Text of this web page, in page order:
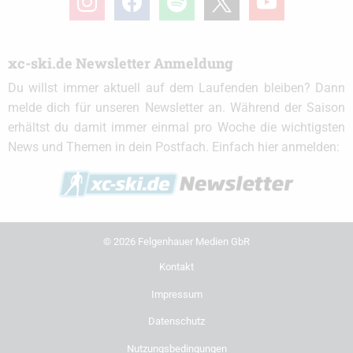
xc-ski.de Newsletter Anmeldung
Du willst immer aktuell auf dem Laufenden bleiben? Dann
melde dich für unseren Newsletter an. Während der Saison
erhältst du damit immer einmal pro Woche die wichtigsten
News und Themen in dein Postfach. Einfach hier anmelden:
© 2026 Felgenhauer Medien GbR
Kontakt
Impressum
Datenschutz
Nutzungsbedingungen